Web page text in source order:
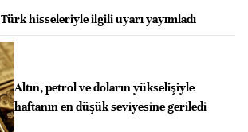
hisseleriyle ilgili uyarı yayımladı
Altın, petrol ve doların yükselişiyle
haftanın en düşük seviyesine geriledi